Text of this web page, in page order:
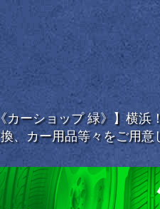
ーショップ 緑》】横浜
、カー用品等々をご用意